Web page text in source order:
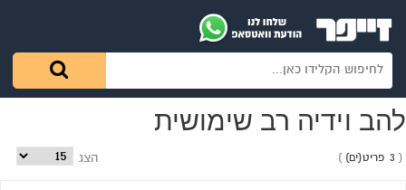
להב וידיה רב שימושית
3 פריט(ים) הצג